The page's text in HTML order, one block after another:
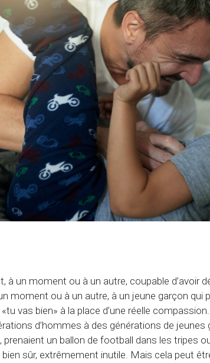
à un moment ou à un autre, coupable d’avoir
moment ou à un autre, à un jeune garçon qui
vas bien» à la place d’une réelle
d’hommes à des générations de jeunes
prenaient un ballon de football dans les tripes
sûr, extrêmement inutile. Mais cela peut